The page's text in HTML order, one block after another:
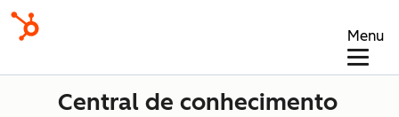
Menu
Central de conhecimento